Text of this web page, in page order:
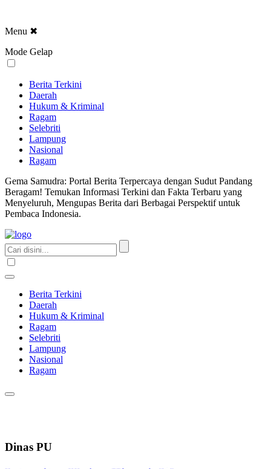
Menu ✖
Mode Gelap
Berita Terkini
Daerah
Hukum & Kriminal
Ragam
Selebriti
Lampung
Nasional
Ragam
Gema Samudra: Portal Berita Terpercaya dengan Sudut Pandang
Beragam! Temukan Informasi Terkini dan Fakta Terbaru yang
Menyeluruh, Mengupas Berita dari Berbagai Perspektif untuk
Pembaca Indonesia.
Berita Terkini
Daerah
Hukum & Kriminal
Ragam
Selebriti
Lampung
Nasional
Ragam
Dinas PU